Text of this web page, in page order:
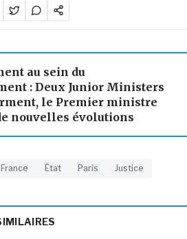
au sein du
: Deux Junior Ministers
le Premier ministre
nouvelles évolutions
France État Paris Justice